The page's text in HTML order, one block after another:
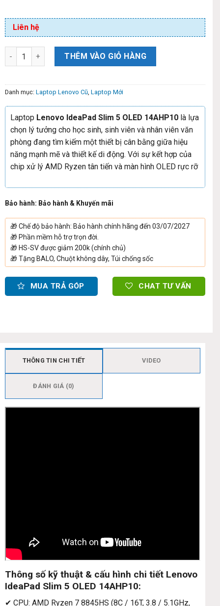
Liên hệ
THÊM VÀO GIỎ HÀNG
Danh mục: Laptop Lenovo Cũ Laptop Mới
Laptop Lenovo IdeaPad Slim 5 OLED 14AHP10 là lựa
chọn lý tưởng cho học sinh, sinh viên và nhân viên văn
phòng đang tìm kiếm một thiết bị cân bằng giữa hiệu
năng mạnh mẽ và thiết kế di động. Với sự kết hợp của
chip xử lý AMD Ryzen tân tiến và màn hình OLED rực rỡ
Bảo hành: Bảo hành & Khuyến mãi
🎁Chế độ bảo hành: Bảo hành chính hãng đến 03/07/2027
🎁 Phần mềm hỗ trợ trọn đời.
🎁 HS-SV được giảm 200k (chính chủ)
🎁Tặng BALO, Chuột không dây, Túi chống sốc
MUA TRẢ GÓP CHAT TƯ VẤN
THÔNG TIN CHI TIẾT VIDEO
ĐÁNH GIÁ (0)
Thông số kỹ thuật & cấu hình chi tiết Lenovo
IdeaPad Slim 5 OLED 14AHP10:
✔ CPU: AMD Ryzen 7 8845HS (8C / 16T, 3.8 / 5.1GHz,